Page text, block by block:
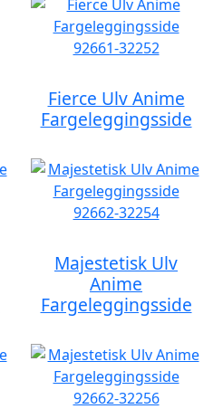
Fierce Ulv Anime
Fargeleggingsside
Majestetisk Ulv
Anime
Fargeleggingsside